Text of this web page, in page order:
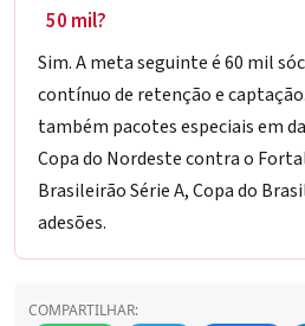
50 mil?
Sim. A meta seguinte é 60 mil
contínuo de retenção e
também pacotes especiais em
Copa do Nordeste contra o
Brasileirão Série A, Copa do
adesões.
COMPARTILHAR: